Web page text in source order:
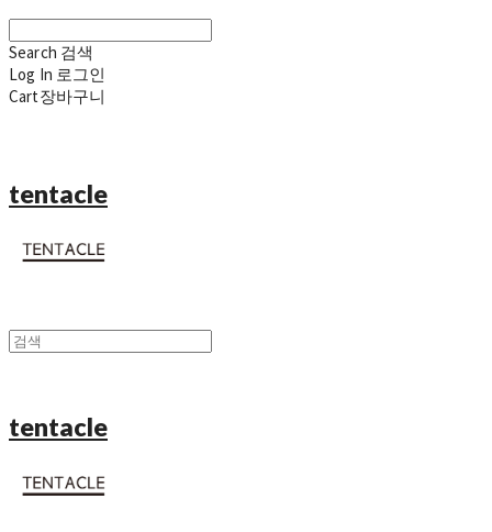
Search 검색
Log In 로그인
Cart장바구니
tentacle
tentacle